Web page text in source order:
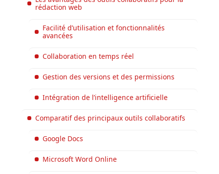
rédaction web
Facilité d’utilisation et fonctionnalités
avancées
Collaboration en temps réel
Gestion des versions et des permissions
Intégration de l’intelligence artificielle
Comparatif des principaux outils collaboratifs
Google Docs
Microsoft Word Online